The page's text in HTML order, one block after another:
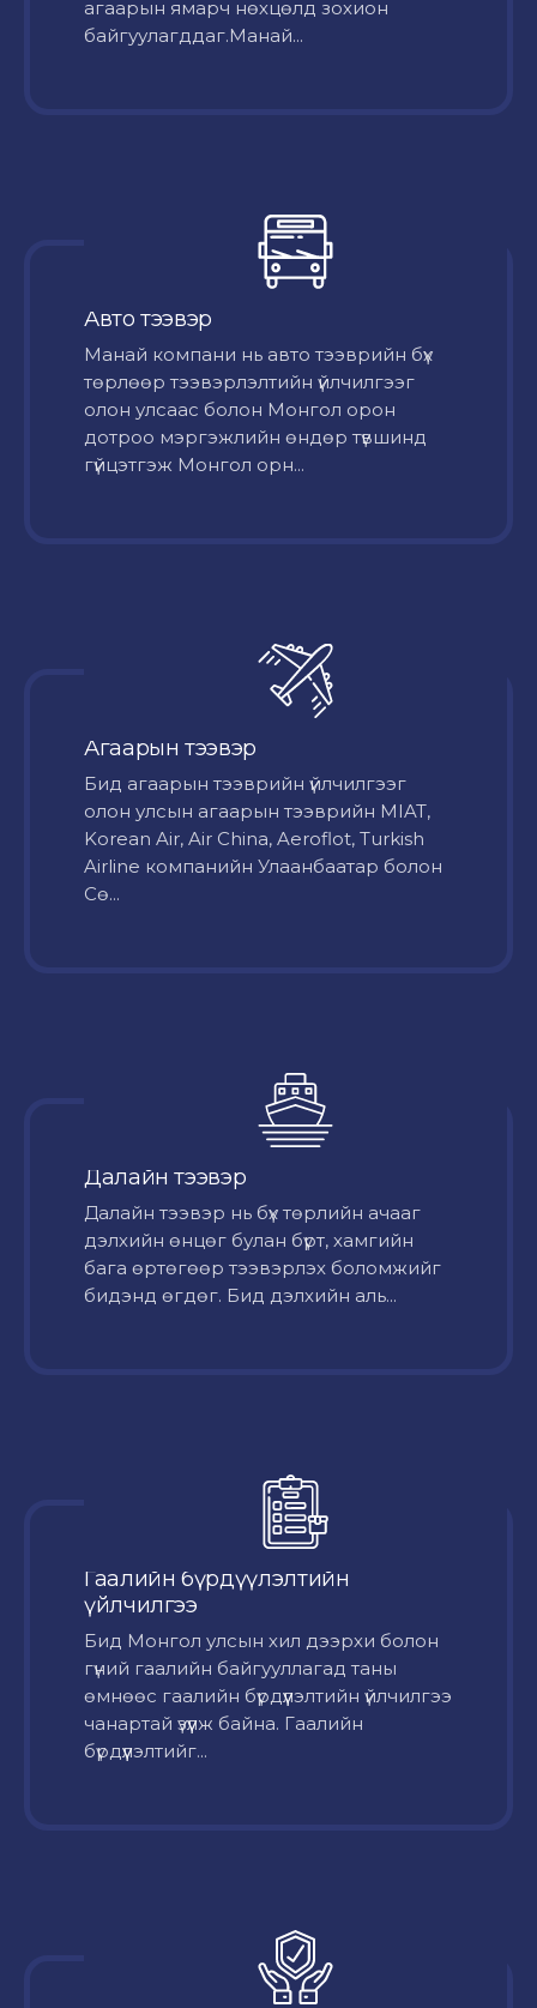
агаарын ямарч нөхцөлд зохион
байгуулагддаг.Манай...
Авто тээвэр
Mанай компани нь авто тээврийн бүх
төрлөөр тээвэрлэлтийн үйлчилгээг
олон улсаас болон Монгол орон
дотроо мэргэжлийн өндөр түвшинд
гүйцэтгэж Монгол орн...
Агаарын тээвэр
Бид агаарын тээврийн үйлчилгээг
олон улсын агаарын тээврийн MIAT,
Korean Air, Air China, Aeroflot, Turkish
Airline компанийн Улаанбаатар болон
Сө...
Далайн тээвэр
Далайн тээвэр нь бүх төрлийн ачааг
дэлхийн өнцөг булан бүрт, хамгийн
бага өртөгөөр тээвэрлэх боломжийг
бидэнд өгдөг. Бид дэлхийн аль...
Гаалийн бүрдүүлэлтийн
үйлчилгээ
Бид Монгол улсын хил дээрхи болон
гүний гаалийн байгууллагад таны
өмнөөс гаалийн бүрдүүлэлтийн үйлчилгээ
чанартай үзүүлж байна. Гаалийн
бүрдүүлэлтийг...